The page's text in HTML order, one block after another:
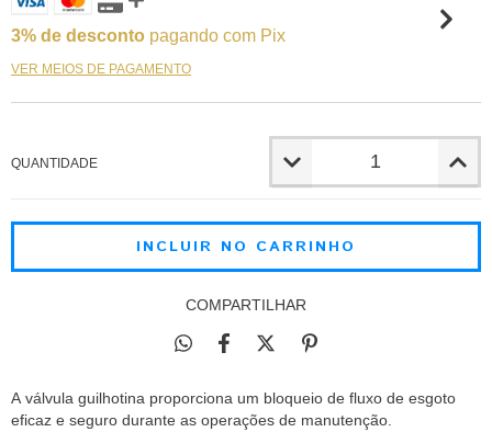
3% de desconto pagando com Pix
VER MEIOS DE PAGAMENTO
QUANTIDADE
COMPARTILHAR
A válvula guilhotina proporciona um bloqueio de fluxo de esgoto
eficaz e seguro durante as operações de manutenção.